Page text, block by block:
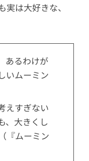
は大好きな、
あるわけが
いムーミン
えすぎない
、大きくし
『ムーミン